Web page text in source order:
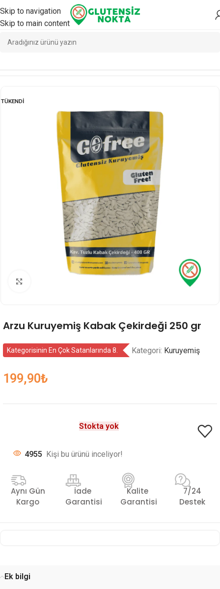
Skip to navigation
Skip to main content
Ana Sayfa Atıştırmalık
TÜKENDI
Arzu Kuruyemiş Kabak Çekirdeği 250 gr
Kategorisinin En Çok Satanlarında 8. Kategori: Kuruyemiş
199,90₺
Stokta yok
4955 Kişi bu ürünü inceliyor!
Aynı Gün
Kargo
İade
Garantisi
Kalite
Garantisi
7/24
Destek
Ek bilgi